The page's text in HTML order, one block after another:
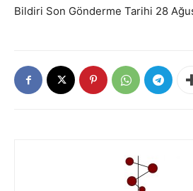
Bildiri Son Gönderme Tarihi 28